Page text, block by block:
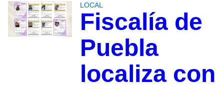
LOCAL
Fiscalía de
Puebla
localiza con